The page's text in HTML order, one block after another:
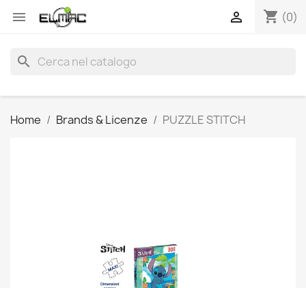
 shopping_cart (0)

search
Home Brands & Licenze PUZZLE STITCH